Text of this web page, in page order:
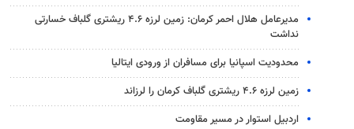
مدیرعامل هلال احمر کرمان: زمین لرزه ۴.۶ ریشتری گلباف خسارتی
نداشت
محدودیت اسپانیا برای مسافران از ورودی ایتالیا
زمین لرزه ۴.۶ ریشتری گلباف کرمان را لرزاند
اردبیل استوار در مسیر مقاومت